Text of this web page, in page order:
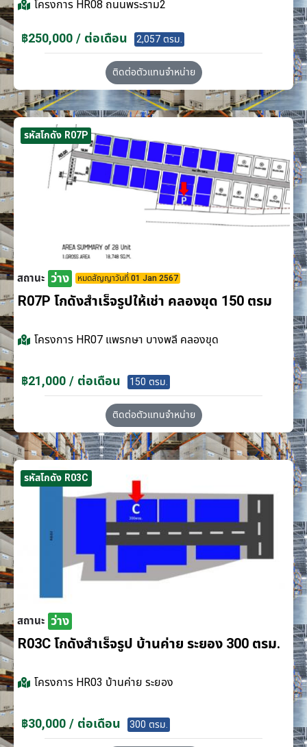
โครงการ HR08 ถนนพระราม2
฿250,000 / ต่อเดือน 2,057 ตรม.
ติดต่อตัวแทนจำหน่าย
รหัสโกดัง R07P
สถานะ ว่าง หมดสัญญาวันที่ 01 Jan 2567
R07P โกดังสำเร็จรูปให้เช่า คลองขุด 150 ตรม
โครงการ HR07 แพรกษา บางพลี คลองขุด
฿21,000 / ต่อเดือน 150 ตรม.
ติดต่อตัวแทนจำหน่าย
รหัสโกดัง R03C
สถานะ ว่าง
R03C โกดังสำเร็จรูป บ้านค่าย ระยอง 300 ตรม.
โครงการ HR03 บ้านค่าย ระยอง
฿30,000 / ต่อเดือน 300 ตรม.